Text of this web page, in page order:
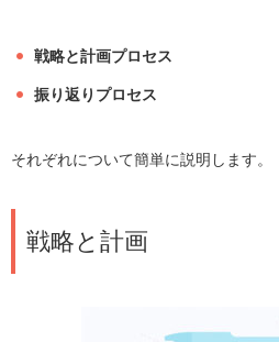
戦略と計画プロセス
振り返りプロセス
それぞれについて簡単に説明します。
戦略と計画